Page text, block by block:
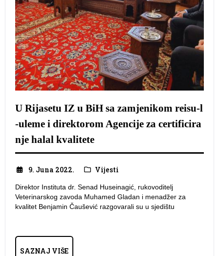
U Rijasetu IZ u BiH sa zamjenikom reisu-l
-uleme i direktorom Agencije za certificira
nje halal kvalitete
9. Juna 2022. Vijesti
Direktor Instituta dr. Senad Huseinagić, rukovoditelj
Veterinarskog zavoda Muhamed Gladan i menadžer za
kvalitet Benjamin Čaušević razgovarali su u sjedištu
SAZNAJ VIŠE